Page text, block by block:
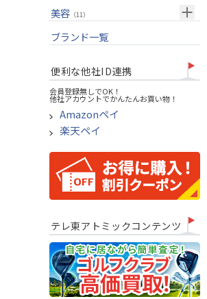
パター
ゴルフバッグ
ゴルフシューズ
ウェア
その他
サポーター
美容 （11）
UVケア（11）
ブランド一覧
便利な他社ID連携
会員登録無しでOK！
他社アカウントでかんたんお買い物！
Amazonペイ
楽天ペイ
テレ東アトミックコンテンツ